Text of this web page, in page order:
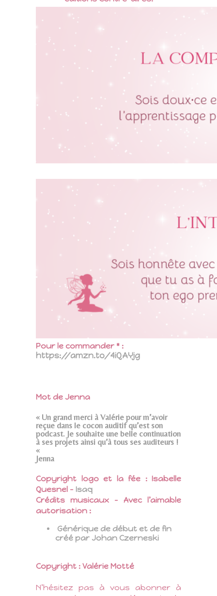
Pour le commander * :
https://amzn.to/4iQAYjg
Mot de Jenna
« Un grand merci à Valérie pour m’avoir
reçue dans le cocon auditif qu’est son
podcast. Je souhaite une belle continuation
à ses projets ainsi qu’à tous ses auditeurs !
«
Jenna
Copyright logo et la fée : Isabelle
Quesnel – Isaq
Crédits musicaux – Avec l’aimable
autorisation :
Générique de début et de fin
créé par Johan Czerneski
Copyright : Valérie Motté
N’hésitez pas à vous abonner à